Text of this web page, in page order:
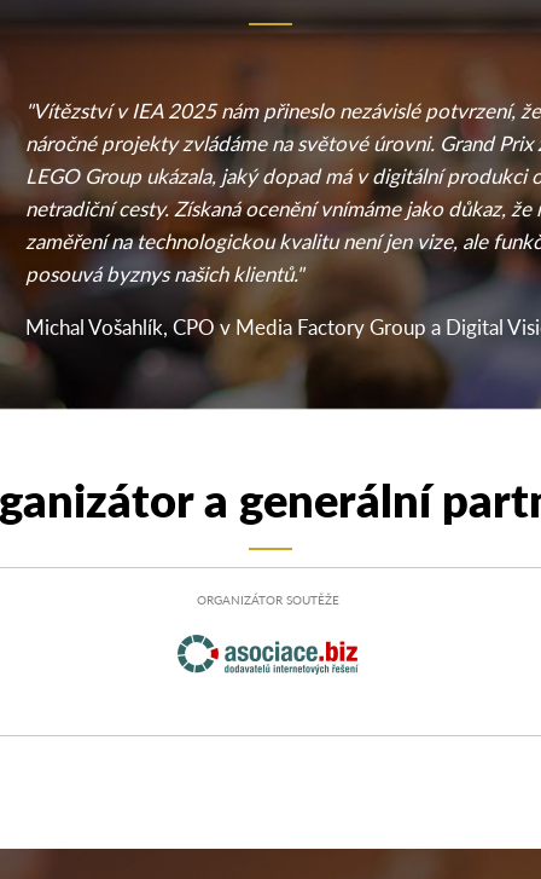
"Vítězství v IEA 2025 nám přineslo nezávislé potvrzení,
náročné projekty zvládáme na světové úrovni. Grand Prix
LEGO Group ukázala, jaký dopad má v digitální produkci
netradiční cesty. Získaná ocenění vnímáme jako důkaz,
zaměření na technologickou kvalitu není jen vize, ale
posouvá byznys našich klientů."
Michal Vošahlík, CPO v Media Factory Group a Digital
a generální
ORGANIZÁTOR SOUTĚŽE